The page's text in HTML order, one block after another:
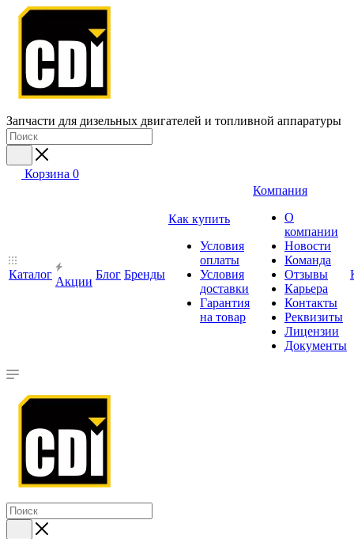
Запчасти для дизельных двигателей и топливной аппаратуры
Корзина 0
Каталог
Акции
Блог Бренды
Как купить
Условия
оплаты
Условия
доставки
Гарантия
на товар
Компания
О
компании
Новости
Команда
Отзывы
Карьера
Контакты
Реквизиты
Лицензии
Документы